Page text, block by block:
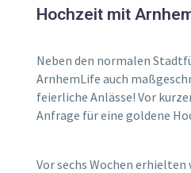
Hochzeit mit
Neben den normalen
ArnhemLife auch
feierliche Anlässe! Vor
Anfrage für eine goldene
Vor sechs Wochen